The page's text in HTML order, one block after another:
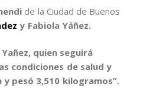
de la Ciudad de Buenos
y Fabiola Yáñez.
quien seguirá
condiciones de salud y
pesó 3,510 kilogramos”.